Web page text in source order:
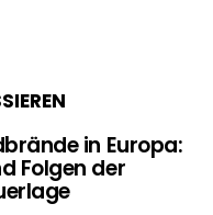
in Europa:
Folgen der